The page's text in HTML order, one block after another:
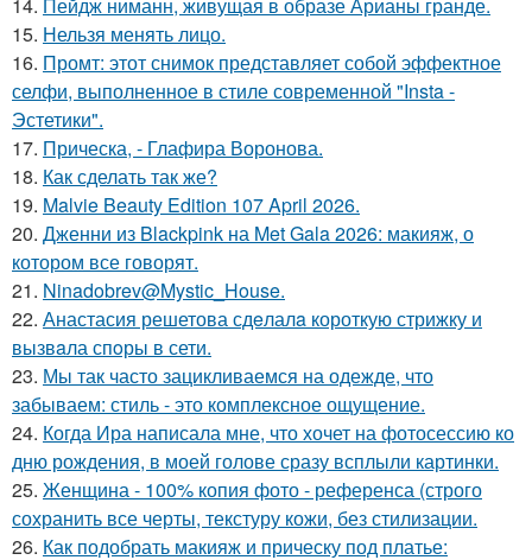
14. Пейдж ниманн, живущая в образе Арианы гранде.
15. Нельзя менять лицо.
16. Промт: этот снимок представляет собой эффектное
селфи, выполненное в стиле современной "Insta -
Эстетики".
17. Прическа, - Глафира Воронова.
18. Как сделать так же?
19. Malvie Beauty Edition 107 April 2026.
20. Дженни из Blackpink на Met Gala 2026: макияж, о
котором все говорят.
21. Ninadobrev@Mystic_House.
22. Анастасия решетова сдeлалa короткую стрижку и
вызвaла спoры в сети.
23. Мы так часто зацикливаемся на одежде, что
забываем: стиль - это комплексное ощущение.
24. Когда Ира написала мне, что хочет на фотосессию ко
дню рождения, в моей голове сразу всплыли картинки.
25. Женщина - 100% копия фото - референса (строго
сохранить все черты, текстуру кожи, без стилизации.
26. Как подобрать макияж и прическу под платье: